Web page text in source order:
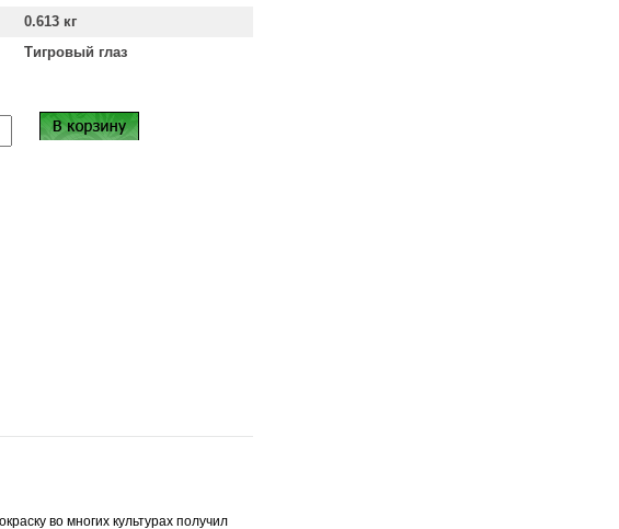
0.613 кг
Тигровый глаз
во многих культурах получил